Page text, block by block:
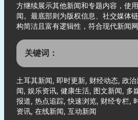
方继续展示其他新闻和专题内容，使
闻。最底部则为版权信息、社交媒体
构简洁且富有逻辑性，符合现代新闻网
关键词：
土耳其新闻, 即时更新, 财经动态, 政
闻, 娱乐资讯, 健康生活, 图文新闻, 多
报道, 热点追踪, 快速浏览, 财经专栏,
资讯, 在线新闻, 互动新闻